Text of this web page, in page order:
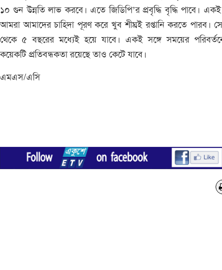
১০ গুন উন্নতি লাভ করবে। এতে জিডিপি’র প্রবৃদ্ধি বৃদ্ধি পাবে। একই
আমরা আমাদের চাহিদা পূরণ করে খুব শীঘ্রই রপ্তানি করতে পারব।
থেকে ৫ বছরের মধ্যেই হয়ে যাবে। একই সঙ্গে সময়ের
কয়েকটি প্রতিবন্ধকতা রয়েছে তাও কেটে যাবে।
এমএস/এসি